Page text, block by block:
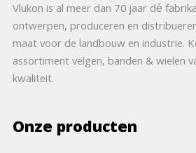
Vlukon is al meer dan 70 jaar dé
ontwerpen, produceren en
maat voor de landbouw en industrie.
assortiment velgen, banden & wielen
kwaliteit.
Onze producten